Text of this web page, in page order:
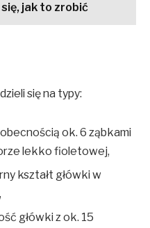
jak to zrobić
się na typy:
ok. 6 ząbkami
lekko fioletowej,
kształt główki w
główki z ok. 15